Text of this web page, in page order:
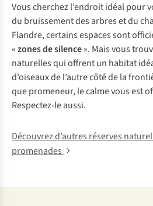
Vous cherchez l’endroit idéal pour
du bruissement des arbres et du
Flandre, certains espaces sont
«zones de silence». Mais vous
naturelles qui offrent un habitat
d’oiseaux de l’autre côté de la
que promeneur, le calme vous est
Respectez-le aussi.
Découvrez d’autres réserves
promenades